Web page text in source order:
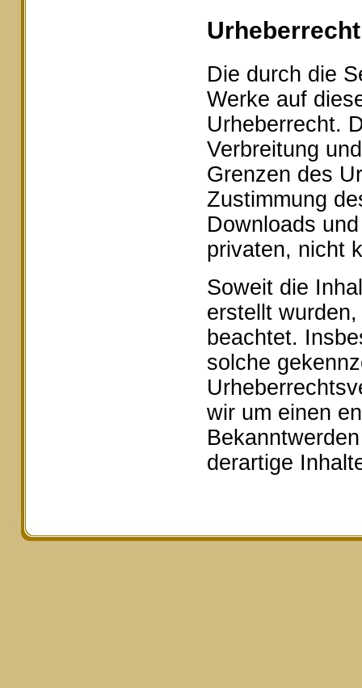
Urheberrecht
Die durch die
Werke auf
Urheberrecht.
Verbreitung
Grenzen des
Zustimmung
Downloads
privaten, nicht
Soweit die
erstellt
beachtet.
solche
wir um einen
derartige